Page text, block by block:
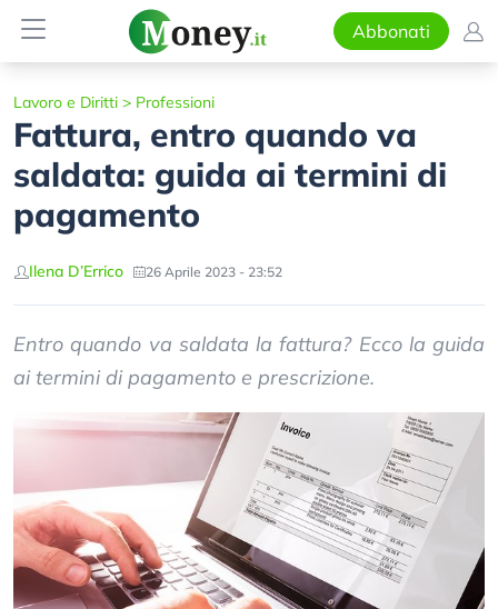
Abbonati
Lavoro e Diritti > Professioni
Fattura, entro quando va
saldata: guida ai termini di
pagamento
Ilena D’Errico 26 Aprile 2023 - 23:52
Entro quando va saldata la fattura? Ecco la guida
ai termini di pagamento e prescrizione.